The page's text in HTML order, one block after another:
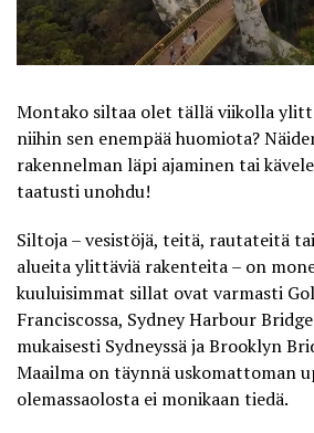
Montako siltaa olet tällä viikolla
niihin sen enempää huomiota?
rakennelman läpi ajaminen tai
taatusti unohdu!
Siltoja – vesistöjä, teitä, rautateitä
alueita ylittäviä rakenteita – on
kuuluisimmat sillat ovat varmasti
Franciscossa, Sydney Harbour
mukaisesti Sydneyssä ja Brooklyn
Maailma on täynnä uskomattoman
olemassaolosta ei monikaan tiedä.